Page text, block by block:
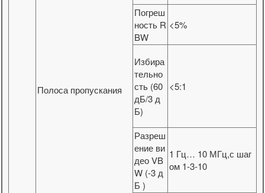
Полоса пропускания
Погреш
ность R
BW
<5%
Избира
тельно
сть (60
дБ/3 д
Б)
<5:1
Разреш
ение ви
део VB
W (-3 д
Б )
1 Гц… 10 МГц,с шаг
ом 1-3-10